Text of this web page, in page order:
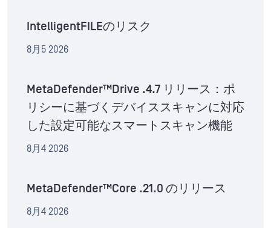
IntelligentFILEのリスク
8月5 2026
MetaDefender™Drive .4.7 リリース：ポ
リシーに基づくデバイススキャンに対応
した設定可能なスマートスキャン機能
8月4 2026
MetaDefender™Core .21.0 のリリース
8月4 2026